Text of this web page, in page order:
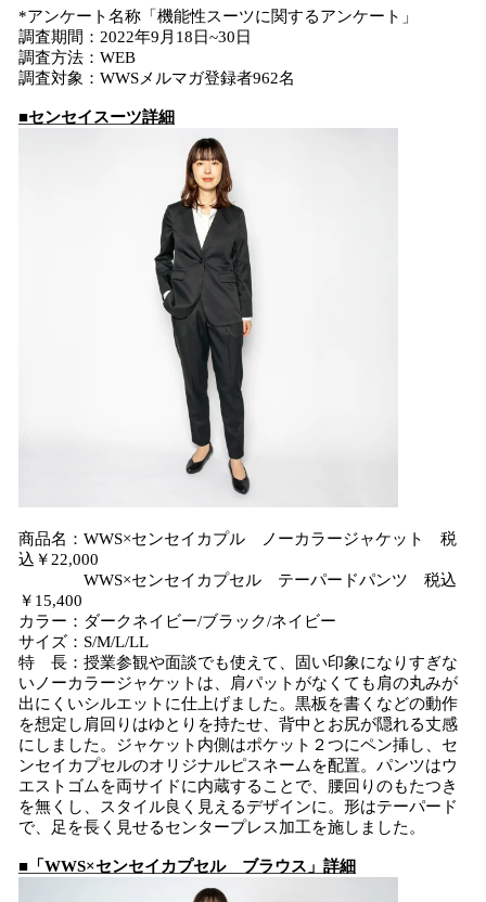
*アンケート名称「機能性スーツに関するアンケート」
調査期間：2022年9月18日~30日
調査方法：WEB
調査対象：WWSメルマガ登録者962名
■センセイスーツ詳細
商品名：WWS×センセイカプル ノーカラージャケット 税
込￥22,000
WWS×センセイカプセル テーパードパンツ 税込
￥15,400
カラー：ダークネイビー/ブラック/ネイビー
サイズ：S/M/L/LL
特 長：授業参観や面談でも使えて、固い印象になりすぎな
いノーカラージャケットは、肩パットがなくても肩の丸みが
出にくいシルエットに仕上げました。黒板を書くなどの動作
を想定し肩回りはゆとりを持たせ、背中とお尻が隠れる丈感
にしました。ジャケット内側はポケット２つにペン挿し、セ
ンセイカプセルのオリジナルピスネームを配置。パンツはウ
エストゴムを両サイドに内蔵することで、腰回りのもたつき
を無くし、スタイル良く見えるデザインに。形はテーパード
で、足を長く見せるセンタープレス加工を施しました。
■「WWS×センセイカプセル ブラウス」詳細